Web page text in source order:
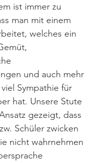
ist immer zu
man mit einem
welches ein
und auch mehr
Sympathie für
hat. Unsere Stute
gezeigt, dass
Schüler zwicken
nicht wahrnehmen